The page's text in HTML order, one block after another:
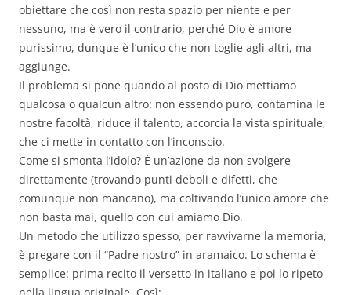
obiettare che così non resta spazio per niente e per
nessuno, ma è vero il contrario, perché Dio è amore
purissimo, dunque è l’unico che non toglie agli altri, ma
aggiunge.
Il problema si pone quando al posto di Dio mettiamo
qualcosa o qualcun altro: non essendo puro, contamina le
nostre facoltà, riduce il talento, accorcia la vista spirituale,
che ci mette in contatto con l’inconscio.
Come si smonta l’idolo? È un’azione da non svolgere
direttamente (trovando punti deboli e difetti, che
comunque non mancano), ma coltivando l’unico amore che
non basta mai, quello con cui amiamo Dio.
Un metodo che utilizzo spesso, per ravvivarne la memoria,
è pregare con il “Padre nostro” in aramaico. Lo schema è
semplice: prima recito il versetto in italiano e poi lo ripeto